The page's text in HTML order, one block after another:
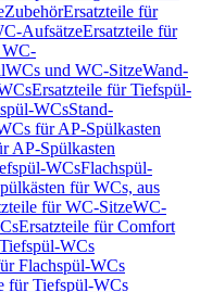
ZubehörErsatzteile für
AufsätzeErsatzteile für
WC-
WCs und WC-SitzeWand-
Ersatzteile für Tiefspül-
WCsStand-
für AP-Spülkasten
AP-Spülkasten
WCsFlachspül-
für WCs, aus
für WC-SitzeWC-
Ersatzteile für Comfort
WCs
Flachspül-WCs
für Tiefspül-WCs